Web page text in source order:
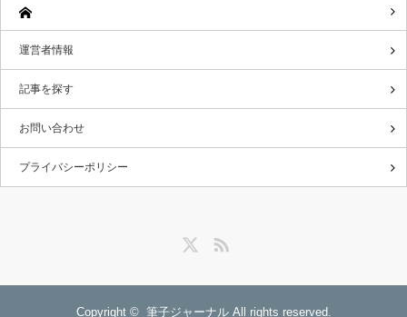
運営者情報
記事を探す
お問い合わせ
プライバシーポリシー
Copyright © 筆子ジャーナルAll rights reserved.